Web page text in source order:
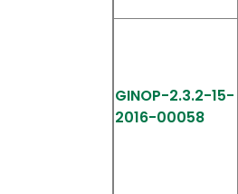
GINOP-2.3.2-15-
2016-00058